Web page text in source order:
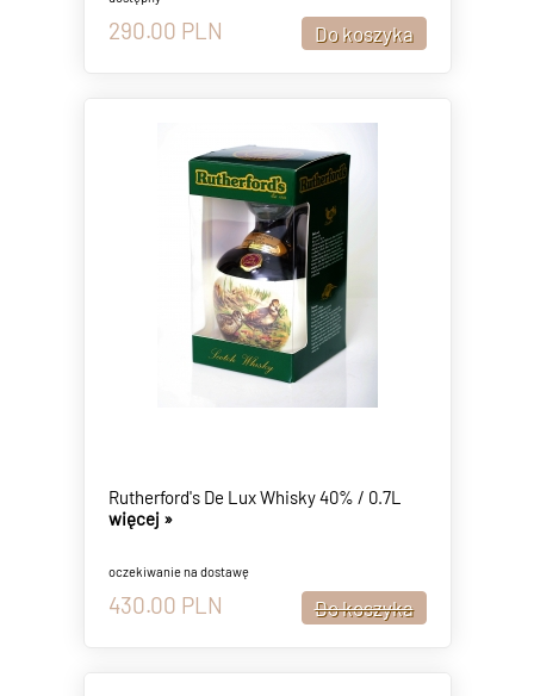
290.00 PLN
Rutherford's De Lux Whisky 40% / 0.7L
więcej »
oczekiwanie na dostawę
430.00 PLN